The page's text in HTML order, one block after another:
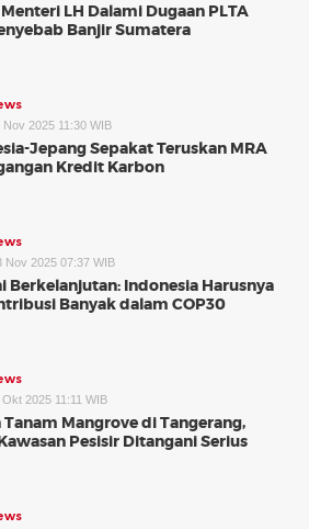
LH Dalami Dugaan PLTA
Banjir Sumatera
Nov 2025 11:30 WIB
Jepang Sepakat Teruskan MRA
Kredit Karbon
Nov 2025 07:37 WIB
Berkelanjutan: Indonesia Harusnya
Banyak dalam COP30
Okt 2025 11:11 WIB
Tanam Mangrove di Tangerang,
Pesisir Ditangani Serius